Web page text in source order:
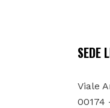
SEDE
Viale
00174